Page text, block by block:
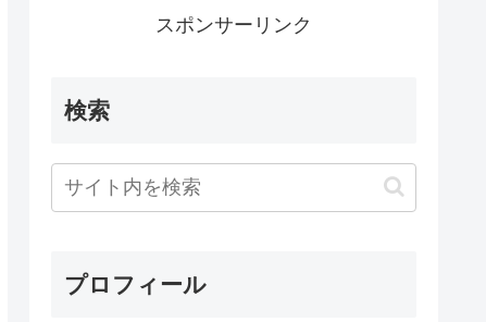
スポンサーリンク
検索
プロフィール